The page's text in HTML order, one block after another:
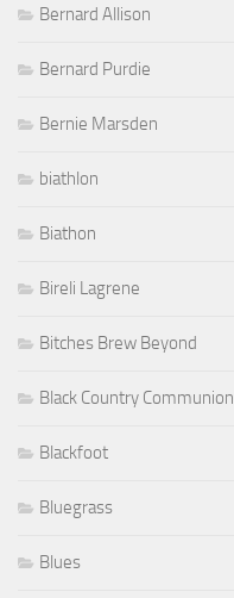
Bernard Allison
Bernard Purdie
Bernie Marsden
biathlon
Biathon
Bireli Lagrene
Bitches Brew Beyond
Black Country Communion
Blackfoot
Bluegrass
Blues